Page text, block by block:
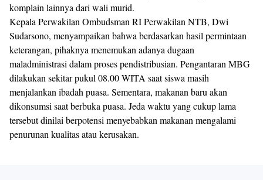
komplain lainnya dari wali murid.
Kepala Perwakilan Ombudsman RI Perwakilan NTB, Dwi
Sudarsono, menyampaikan bahwa berdasarkan hasil permintaan
keterangan, pihaknya menemukan adanya dugaan
maladministrasi dalam proses pendistribusian. Pengantaran MBG
dilakukan sekitar pukul 08.00 WITA saat siswa masih
menjalankan ibadah puasa. Sementara, makanan baru akan
dikonsumsi saat berbuka puasa. Jeda waktu yang cukup lama
tersebut dinilai berpotensi menyebabkan makanan mengalami
penurunan kualitas atau kerusakan.